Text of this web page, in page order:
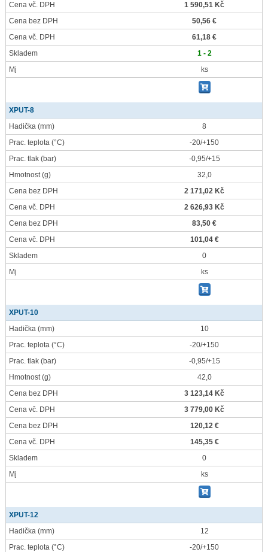
Cena vč. DPH
1 590,51 Kč
Cena bez DPH
50,56 €
Cena vč. DPH
61,18 €
Skladem
1 - 2
Mj
ks
XPUT-8
Hadička (mm)
8
Prac. teplota (°C)
-20/+150
Prac. tlak (bar)
-0,95/+15
Hmotnost(g)
32,0
Cena bez DPH
2 171,02 Kč
Cena vč. DPH
2 626,93 Kč
Cena bez DPH
83,50 €
Cena vč. DPH
101,04 €
Skladem
0
Mj
ks
XPUT-10
Hadička (mm)
10
Prac. teplota (°C)
-20/+150
Prac. tlak (bar)
-0,95/+15
Hmotnost(g)
42,0
Cena bez DPH
3 123,14 Kč
Cena vč. DPH
3 779,00 Kč
Cena bez DPH
120,12 €
Cena vč. DPH
145,35 €
Skladem
0
Mj
ks
XPUT-12
Hadička (mm)
12
Prac. teplota (°C)
-20/+150